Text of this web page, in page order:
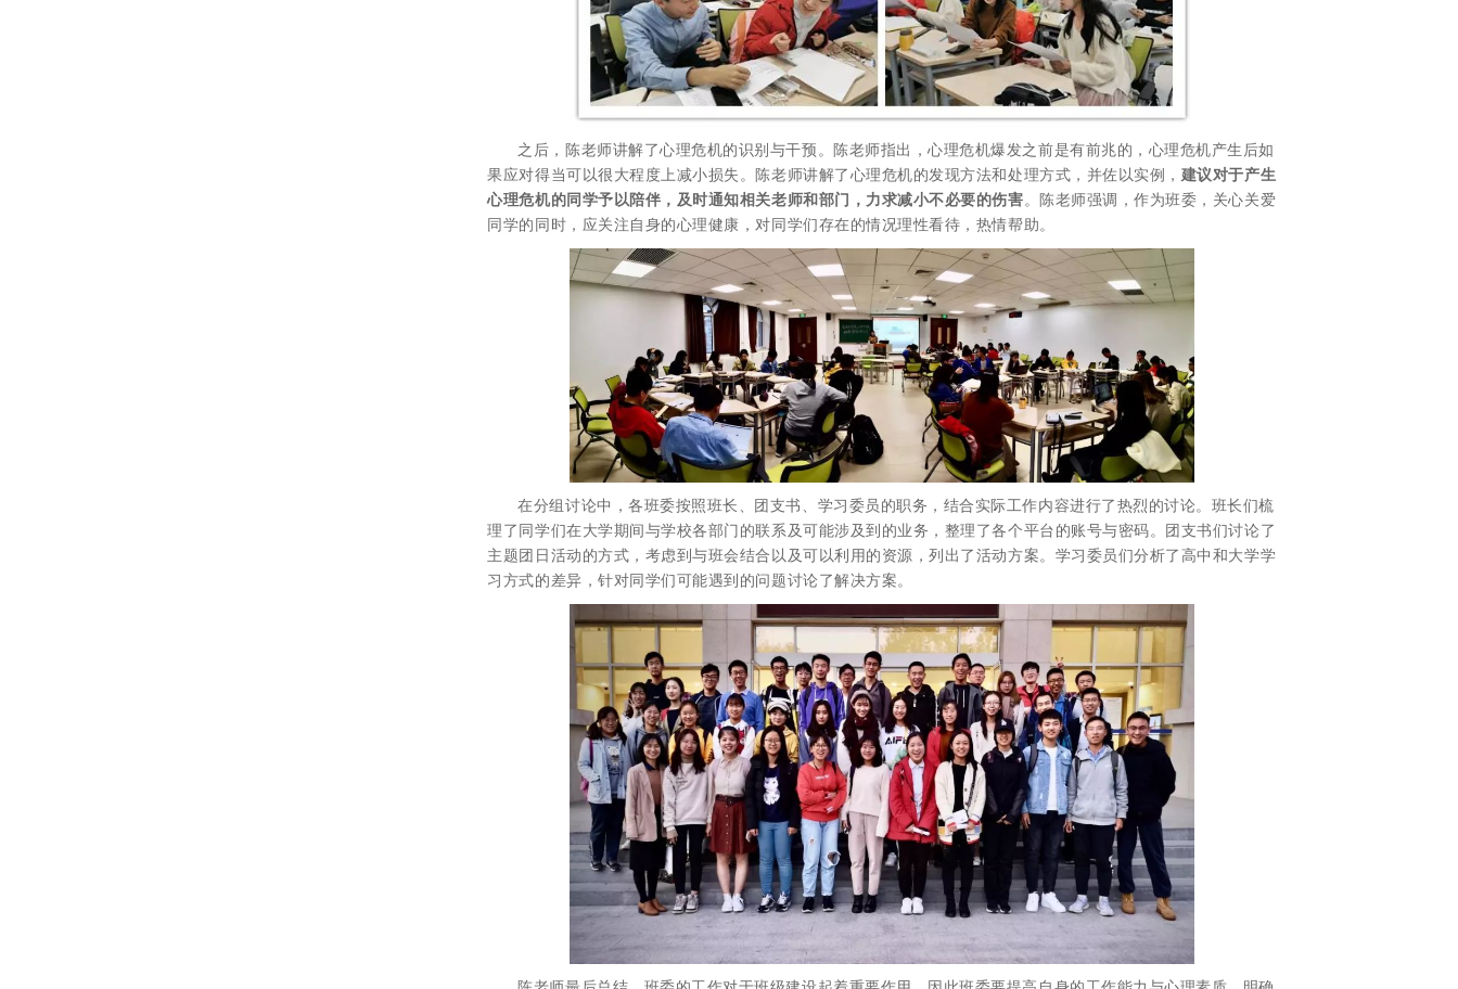
之后，陈老师讲解了心理危机的识别与干预。陈老师指出，心理危机爆发之前是有前兆的，心理危机产生后如
果应对得当可以很大程度上减小损失。陈老师讲解了心理危机的发现方法和处理方式，并佐以实例， 建议对于产生
心理危机的同学予以陪伴，及时通知相关老师和部门，力求减小不必要的伤害 。陈老师强调，作为班委，关心关爱
同学的同时，应关注自身的心理健康，对同学们存在的情况理性看待，热情帮助。
在分组讨论中，各班委按照班长、团支书、学习委员的职务，结合实际工作内容进行了热烈的讨论。班长们梳
理了同学们在大学期间与学校各部门的联系及可能涉及到的业务，整理了各个平台的账号与密码。团支书们讨论了
主题团日活动的方式，考虑到与班会结合以及可以利用的资源，列出了活动方案。学习委员们分析了高中和大学学
习方式的差异，针对同学们可能遇到的问题讨论了解决方案。